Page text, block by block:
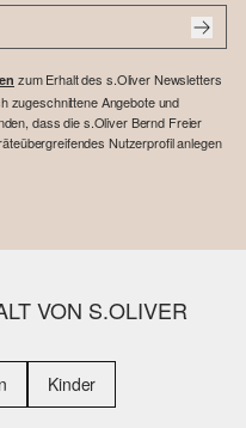
zum Erhalt des s.Oliver Newsletters
zugeschnittene Angebote und
dass die s.Oliver Bernd Freier
Nutzerprofil anlegen
VON S.OLIVER
Kinder